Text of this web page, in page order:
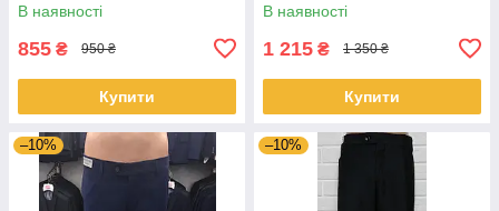
В наявності
855 ₴ 950 ₴
Купити
В наявності
1 215 ₴ 1 350 ₴
Купити
–10% –10%